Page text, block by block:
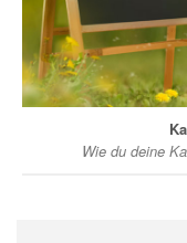
Wie du deine